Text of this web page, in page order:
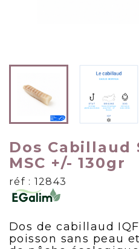
Dos Cabillaud
MSC +/- 130gr
réf : 12843
Dos de cabillaud
poisson sans peau